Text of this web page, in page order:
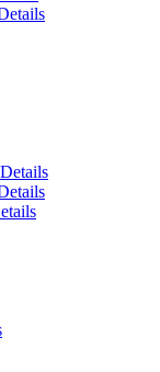
Details